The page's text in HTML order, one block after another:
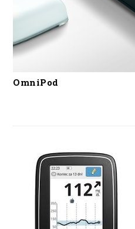
OmniPod